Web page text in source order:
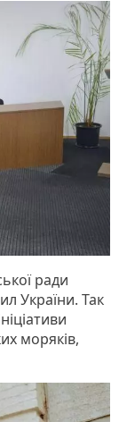
ради
України. Так
моряків,